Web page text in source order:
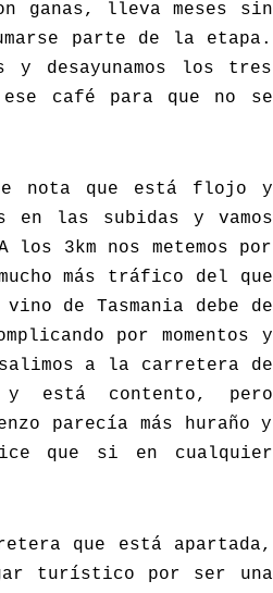
ganas, lleva meses sin
parte de la etapa.
desayunamos los tres
café para que no se
nota que está flojo y
en las subidas y vamos
3km nos metemos por
más tráfico del que
de Tasmania debe de
por momentos y
a la carretera de
está contento, pero
parecía más huraño y
que si en cualquier
que está apartada,
turístico por ser una